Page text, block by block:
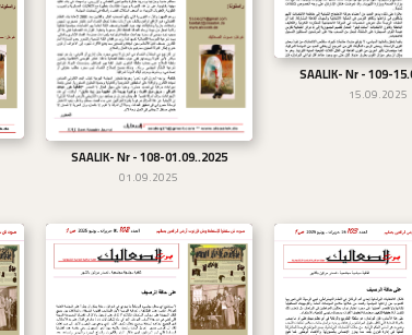
تحميل
SAALIK- Nr - 109-
15.09.2025
تحميل
SAALIK- Nr - 108-01.09..2025
01.09.2025